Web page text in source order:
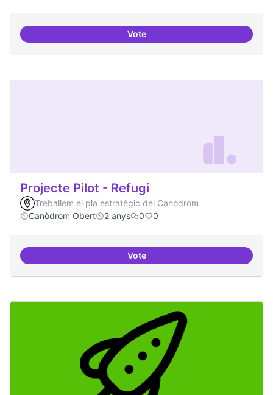
VoteProjectes de recerca
Projecte Pilot - Refugi
Treballem el pla estratègic del Canòdrom
Canòdrom Obert
2 anys 0 0
VoteProjecte Pilot - Refugi